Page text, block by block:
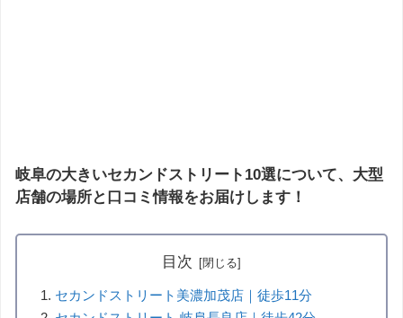
岐阜の大きいセカンドストリート10選について、大型
店舗の場所と口コミ情報をお届けします！
目次
セカンドストリート美濃加茂店｜徒歩11分